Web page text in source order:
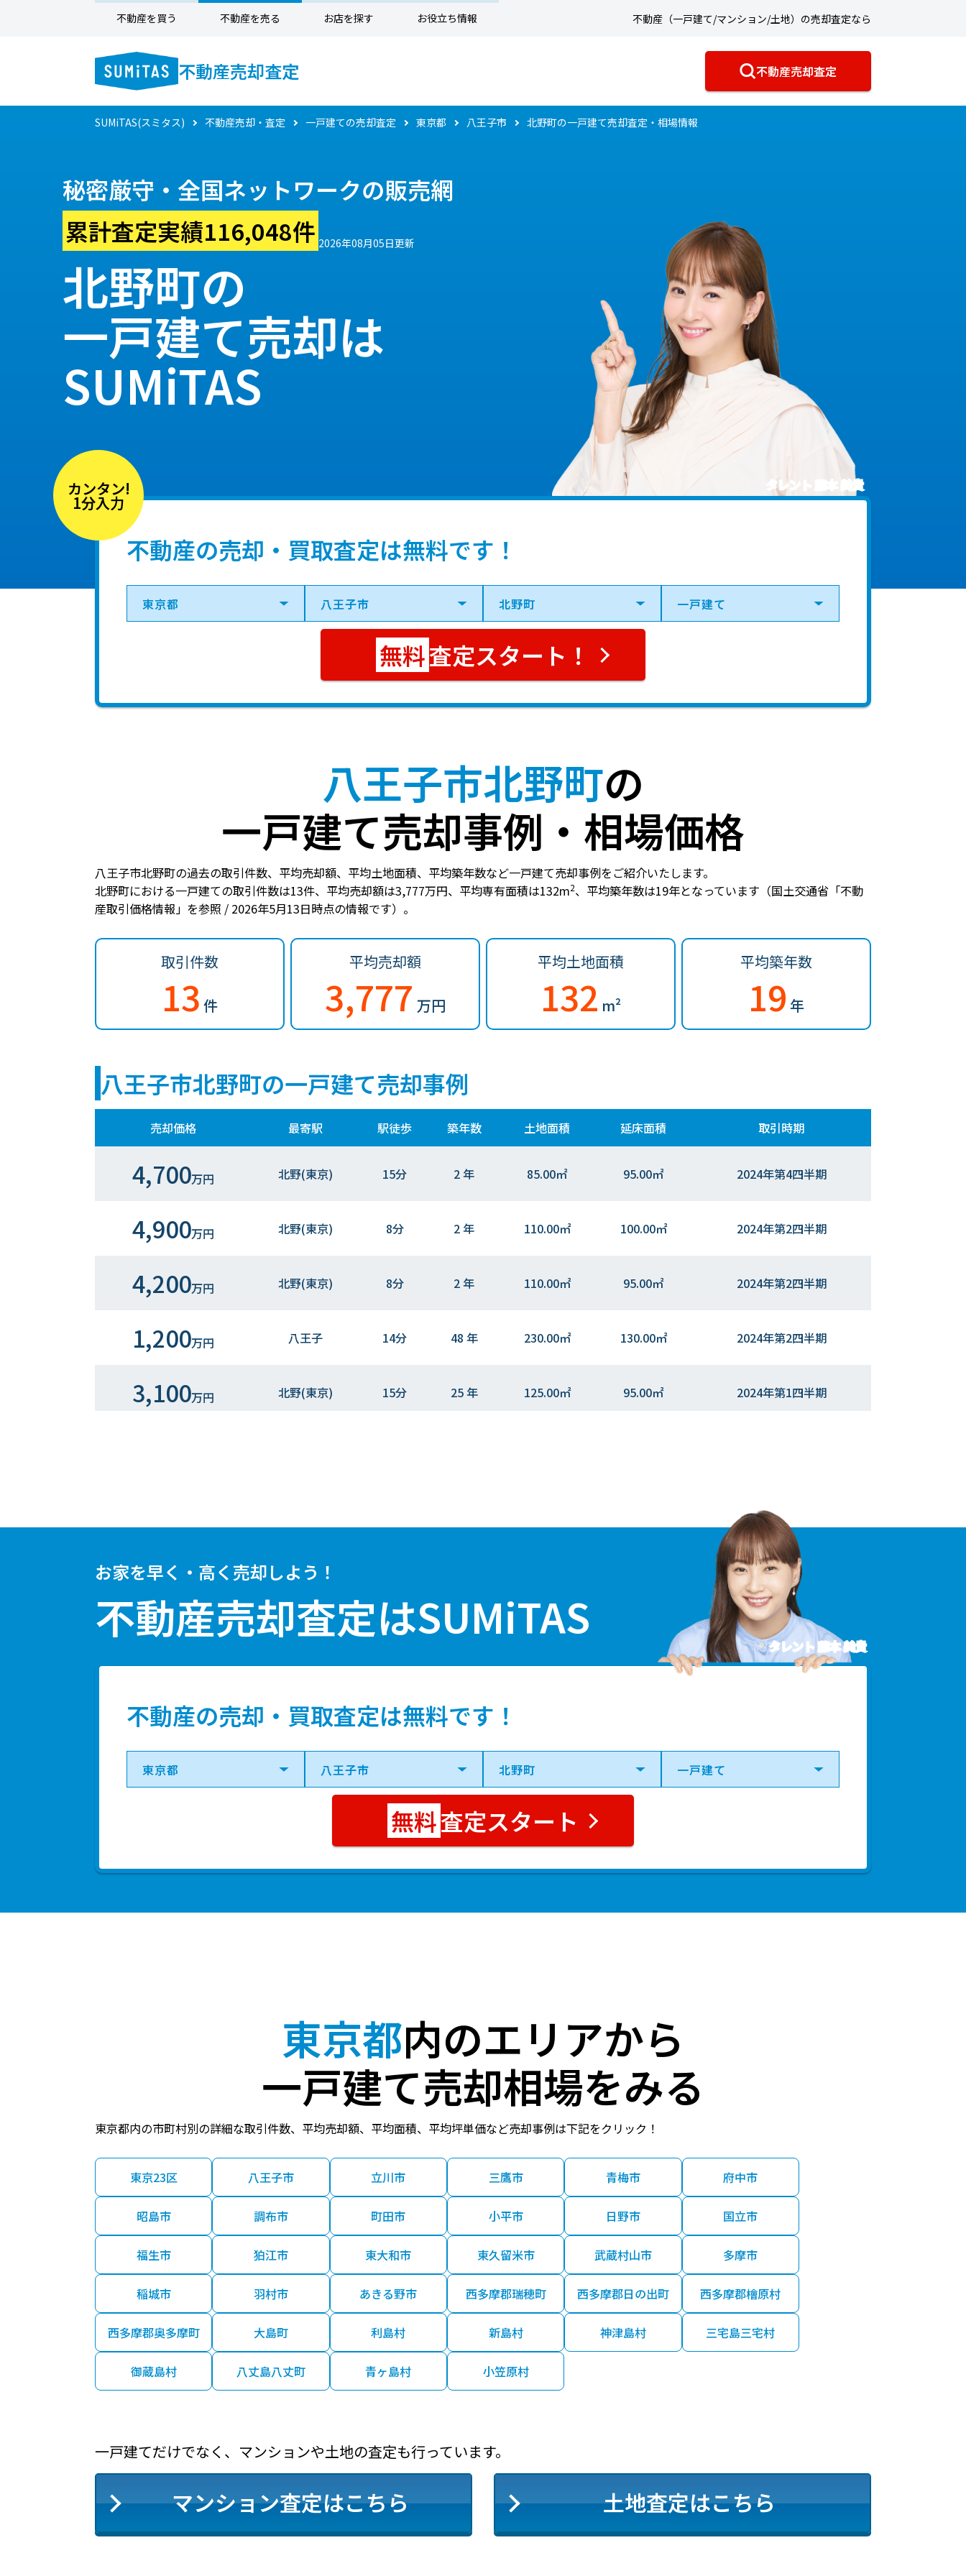
不動産を買う 不動産を売る お店を探す お役立ち情報 不動産（一戸建て/マンション/土地）の売却査定なら
不動産売却査定 不動産売却査定
SUMiTAS(スミタス) 不動産売却・査定 一戸建ての売却査定 東京都 八王子市 北野町の一戸建て売却査定・相場情報
秘密厳守・全国ネットワークの販売網
累計査定実績116,048件 2026年08月05日更新
北野町の
一戸建て売却は
SUMiTAS
タレント 藤本 美貴
カンタン!
1分入力
不動産の売却・買取査定は無料です！
査定スタート！
八王子市北野町の
一戸建て売却事例・相場価格
八王子市北野町の過去の取引件数、平均売却額、平均土地面積、平均築年数など一戸建て売却事例をご紹介いたします。
北野町における一戸建ての取引件数は13件、 平均売却額は3,777万円、 平均専有面積は132m2、 平均築年数は19年となっています（国土交通省「不動
産取引価格情報」を参照 / 2026年5月13日時点の情報です）。
取引件数
13 件
平均売却額
3,777 万円
平均土地面積
132 m²
平均築年数
19 年
八王子市北野町の一戸建て売却事例
売却価格 最寄駅 駅徒歩 築年数 土地面積 延床面積 取引時期
4,700万円 北野(東京) 15分 2 年 85.00㎡ 95.00㎡ 2024年第4四半期
4,900万円 北野(東京) 8分 2 年 110.00㎡ 100.00㎡ 2024年第2四半期
4,200万円 北野(東京) 8分 2 年 110.00㎡ 95.00㎡ 2024年第2四半期
1,200万円 八王子 14分 48 年 230.00㎡ 130.00㎡ 2024年第2四半期
3,100万円 北野(東京) 15分 25 年 125.00㎡ 95.00㎡ 2024年第1四半期
2,600 万円 2023年第１四半期
3,000万円 八王子 13分 165.00㎡ 2022年第3四半期
5,400万円 北野(東京) 9分 5 年 145.00㎡ 115.00㎡ 2021年第３四半期
3,400万円 北野(東京) 6分 20 年
3,100 北野(東京) 16 年 100.00㎡ 100.00㎡ 2021年第２四半期
13分 47 年 160.00㎡
お家を早く・高く売却しよう！
不動産売却査定はSUMiTAS
不動産の売却・買取査定は無料です！
タレント 藤本 美貴
査定スタート
東京都内のエリアから
一戸建て売却相場をみる
東京都内の市町村別の詳細な取引件数、平均売却額、平均面積、平均坪単価など売却事例は下記をクリック！
東京23区 八王子市 立川市 三鷹市 青梅市 府中市
昭島市 調布市 町田市 小平市 日野市 国立市
福生市 狛江市 東大和市 東久留米市 武蔵村山市 多摩市
稲城市 羽村市 あきる野市 西多摩郡瑞穂町 西多摩郡日の出町 西多摩郡檜原村
西多摩郡奥多摩町 大島町 利島村 新島村 神津島村 三宅島三宅村
御蔵島村 八丈島八丈町 青ヶ島村 小笠原村
一戸建てだけでなく、マンションや土地の査定も行っています。
マンション査定はこちら 土地査定はこちら